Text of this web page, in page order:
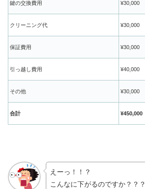
鍵の交換費用 ¥30,000
クリーニング代 ¥30,000
保証費用 ¥30,000
引っ越し費用 ¥40,000
その他 ¥30,000
合計 ¥450,000
えーっ！！？
こんなに下がるのですか？？？